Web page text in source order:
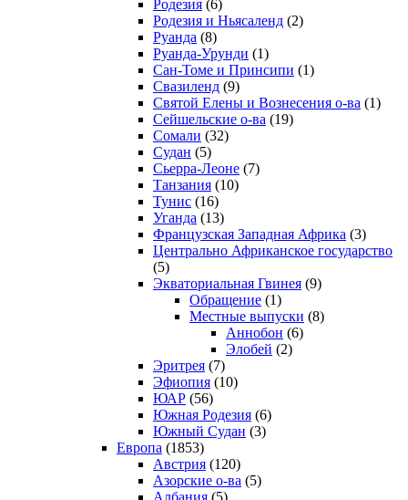
Родезия (6)
Родезия и Ньясаленд (2)
Руанда (8)
Руанда-Урунди (1)
Сан-Томе и Принсипи (1)
Свазиленд (9)
Святой Елены и Вознесения о-ва (1)
Сейшельские о-ва (19)
Сомали (32)
Судан (5)
Сьерра-Леоне (7)
Танзания (10)
Тунис (16)
Уганда (13)
Французская Западная Африка (3)
Центрально Африканское государство
(5)
Экваториальная Гвинея (9)
Обращение (1)
Местные выпуски (8)
Аннобон (6)
Элобей (2)
Эритрея (7)
Эфиопия (10)
ЮАР (56)
Южная Родезия (6)
Южный Судан (3)
Европа (1853)
Австрия (120)
Азорские о-ва (5)
Албания (5)